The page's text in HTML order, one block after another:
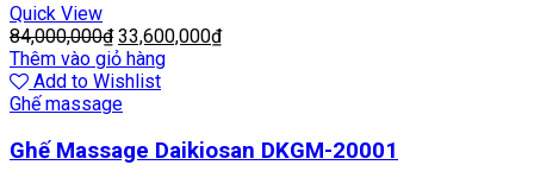
Quick View
84,000,000₫ 33,600,000₫
Thêm vào giỏ hàng
Add to Wishlist
Ghế massage
Ghế Massage Daikiosan DKGM-20001